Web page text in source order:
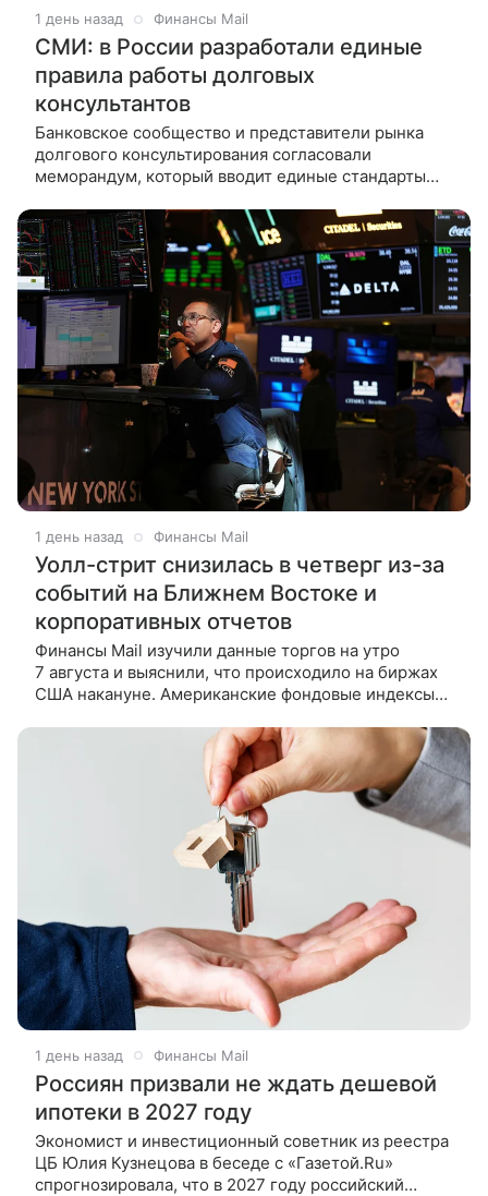
1 день назад Финансы Mail
СМИ: в России разработали единые
правила работы долговых
консультантов
Банковское сообщество и представители рынка
долгового консультирования согласовали
меморандум, который вводит единые стандарты
«Ведомостям» рассказал источник,
1 день назад Финансы Mail
Уолл-стрит снизилась в четверг из-за
событий на Ближнем Востоке и
корпоративных отчетов
Финансы Mail изучили данные торгов на утро
7 августа и выяснили, что происходило на биржах
США накануне. Американские фондовые индексы
1 день назад Финансы Mail
Россиян призвали не ждать дешевой
ипотеки в 2027 году
Экономист и инвестиционный советник из реестра
ЦБ Юлия Кузнецова в беседе с «Газетой.Ru»
спрогнозировала, что в 2027 году российский